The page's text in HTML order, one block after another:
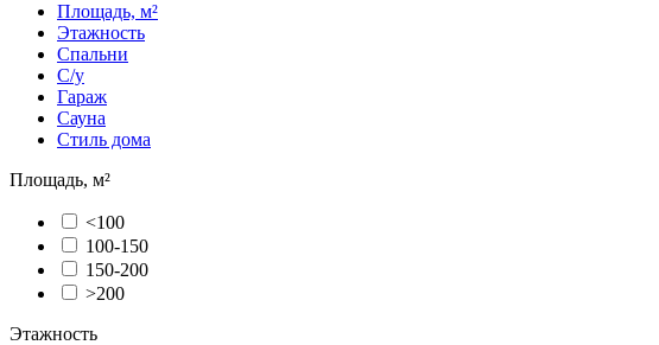
Площадь, м²
Этажность
Спальни
С/у
Гараж
Сауна
Стиль дома
Площадь, м²
<100
100-150
150-200
>200
Этажность